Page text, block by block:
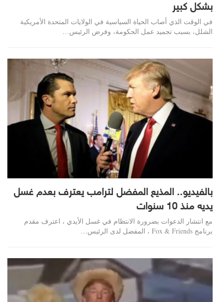
بشكل كبير
في الوقت الذي أصاب الحياة السياسية في الولايات المتحدة الأمريكية
الشلل، بسبب تجميد عمل الحكومة، وفرض الرئيس…
بالفيديو.. المذيع المفضل لترامب يعترف بعدم غسل
يديه منذ 10 سنوات
مع انتشار الدعوات بضرورة الانتظام في غسل الأيدي ، اعترف مقدم
برنامج Fox & Friends ، المفضل لدى الرئيس…